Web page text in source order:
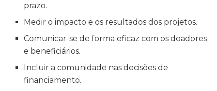
prazo.
Medir o impacto e os resultados dos projetos.
Comunicar-se de forma eficaz com os doadores
e beneficiários.
Incluir a comunidade nas decisões de
financiamento.